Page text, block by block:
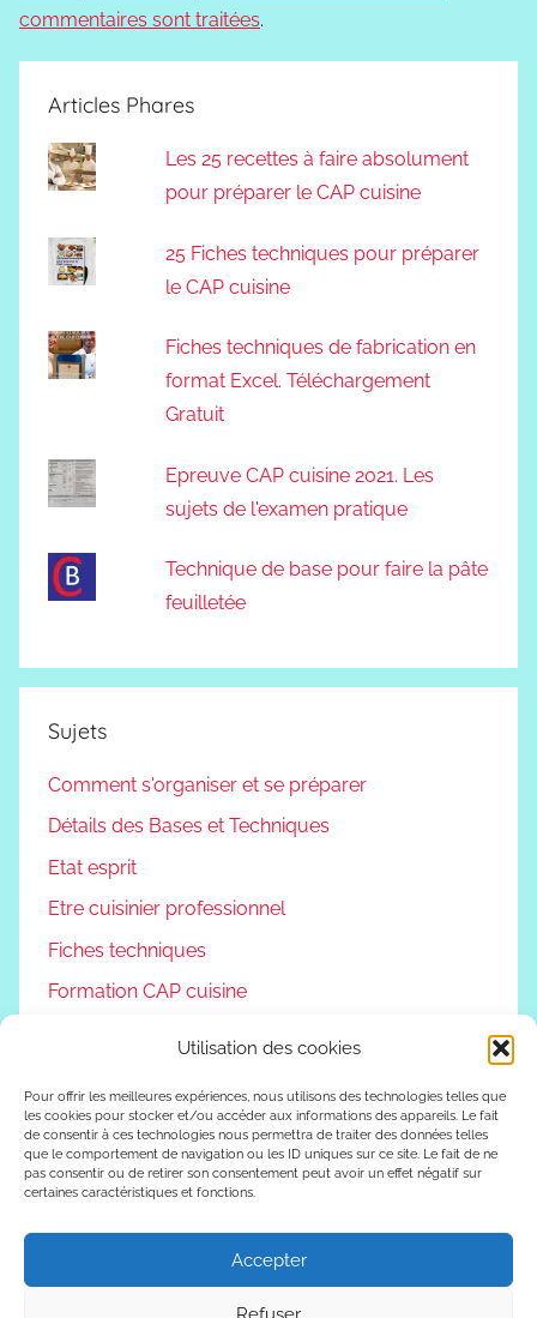
Utilisation des cookies
Pour offrir les meilleures expériences, nous utilisons des technologies telles que
les cookies pour stocker et/ou accéder aux informations des appareils. Le fait
de consentir à ces technologies nous permettra de traiter des données telles
que le comportement de navigation ou les ID uniques sur ce site. Le fait de ne
pas consentir ou de retirer son consentement peut avoir un effet négatif sur
certaines caractéristiques et fonctions.
Accepter
commentaires sont traitées.
Articles Phares
Les 25 recettes à faire absolument
pour préparer le CAP cuisine
25 Fiches techniques pour préparer
le CAP cuisine
Fiches techniques de fabrication en
format Excel. Téléchargement
Gratuit
Epreuve CAP cuisine 2021. Les
sujets de l'examen pratique
Technique de base pour faire la pâte
feuilletée
Sujets
Comment s'organiser et se préparer
Détails des Bases et Techniques
Etat esprit
Etre cuisinier professionnel
Fiches techniques
Formation CAP cuisine
Reconversion professionnelle
Vivre autrement
Vlog
WordPress Theme: Donovan by ThemeZee.